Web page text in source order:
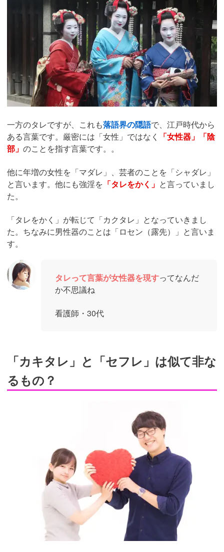
一方のタレですが、これも落語界の隠語で、江戸時代から
ある言葉です。厳密には「女性」ではなく
「女性器」「陰
部」 のことを指す言葉です。。
他に年増の女性を「マダレ」、芸者のことを「シャダレ」
と言います。他にも強淫を 「タレをかく」 と言っていまし
た。
「タレをかく」が転じて「カクタレ」となっていきまし
た。ちなみに男性器のことは「ロセン（露先）」と言いま
す。
タレって言葉が女性器を現すってなんだ
か不思議ね
看護師・30代
「カキタレ」と「セフレ」は似て非な
るもの？